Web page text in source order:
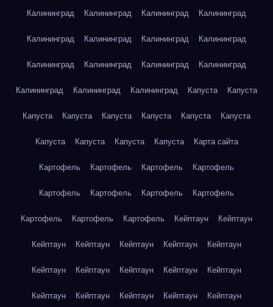
Калининград Калининград Калининград Калининград
Калининград Калининград Калининград Калининград
Калининград Калининград Калининград Калининград
Калининград Калининград Калининград Капуста Капуста
Капуста Капуста Капуста Капуста Капуста Капуста
Капуста Капуста Капуста Капуста Карта сайта
Картофель Картофель Картофель Картофель
Картофель Картофель Картофель Картофель
Картофель Картофель Картофель Кейптаун Кейптаун
Кейптаун Кейптаун Кейптаун Кейптаун Кейптаун
Кейптаун Кейптаун Кейптаун Кейптаун Кейптаун
Кейптаун Кейптаун Кейптаун Кейптаун Кейптаун